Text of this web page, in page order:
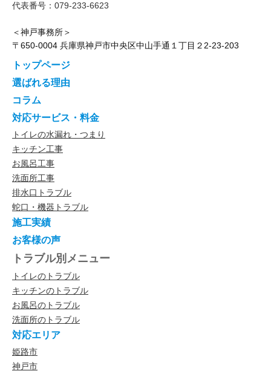
代表番号：079-233-6623
＜神戸事務所＞
〒650-0004 兵庫県神戸市中央区中山手通１丁目２2-23-203
トップページ
選ばれる理由
コラム
対応サービス・料金
トイレの水漏れ・つまり
キッチン工事
お風呂工事
洗面所工事
排水口トラブル
蛇口・機器トラブル
施工実績
お客様の声
トラブル別メニュー
トイレのトラブル
キッチンのトラブル
お風呂のトラブル
洗面所のトラブル
対応エリア
姫路市
神戸市